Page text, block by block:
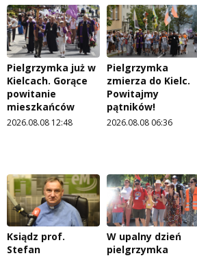
Pielgrzymka już w
Kielcach. Gorące
powitanie
mieszkańców
2026.08.08 12:48
Pielgrzymka
zmierza do Kielc.
Powitajmy
pątników!
2026.08.08 06:36
Ksiądz prof.
Stefan
W upalny dzień
pielgrzymka